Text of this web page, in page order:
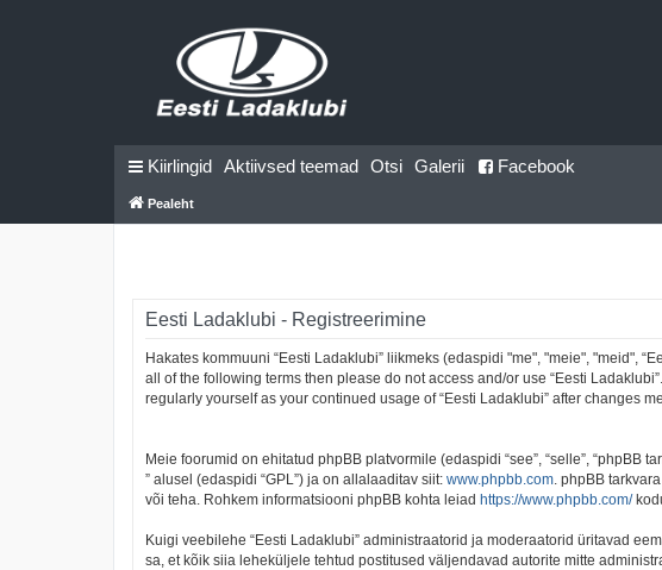
Kiirlingid Aktiivsed teemad Otsi Galerii Facebook
Pealeht
Eesti Ladaklubi - Registreerimine
Hakates kommuuni “Eesti Ladaklubi” liikmeks (edaspidi "me", "meie", "meid",
all of the following terms then please do not access and/or use “Eesti
regularly yourself as your continued usage of “Eesti Ladaklubi” after changes
Meie foorumid on ehitatud phpBB platvormile (edaspidi “see”, “selle”, “phpBB
” alusel (edaspidi “GPL”) ja on allalaaditav siit: www.phpbb.com . phpBB
või teha. Rohkem informatsiooni phpBB kohta leiad https://www.phpbb.com/
Kuigi veebilehe “Eesti Ladaklubi” administraatorid ja moderaatorid üritavad
sa, et kõik siia leheküljele tehtud postitused väljendavad autorite mitte